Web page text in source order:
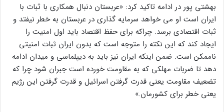
بهشتی پور در ادامه تاکید کرد: «عربستان دنبال همکاری با ثبات با
ایران است او می خواهد سرمایه گذاری در عربستان به خطر نیفتد و
ثبات اقتصادی برسد. چراکه برای حفظ اقتصاد باید اول امنیت را
ایجاد کند که این نکته را متوجه است که بدون ایران ثبات امنیتی
ناممکن است. ضمن اینکه ایران نیز باید به دیپلماسی و میدان ادامه
دهد تا ضربات مهلکی که به مقاومت خورده است جبران شود چرا که
تضعیف مقاومت یعنی قدرت گرفتن اسرائیل و قدرت گرفتن این رژیم
یعنی خطر برای کشورمان.»